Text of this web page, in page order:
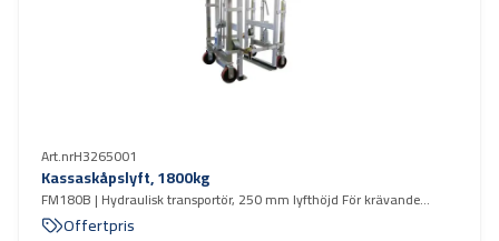
Art.nrH3265001
Kassaskåpslyft, 1800kg
FM180B | Hydraulisk transportör, 250 mm lyfthöjd För krävande
förflyttning av tungt och otympligt gods.
Offertpris